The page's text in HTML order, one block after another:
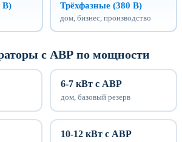
В) Трёхфазные (380 В)
дом, бизнес, производство
с АВР по мощности
6-7 кВт с АВР
дом, базовый резерв
10-12 кВт с АВР